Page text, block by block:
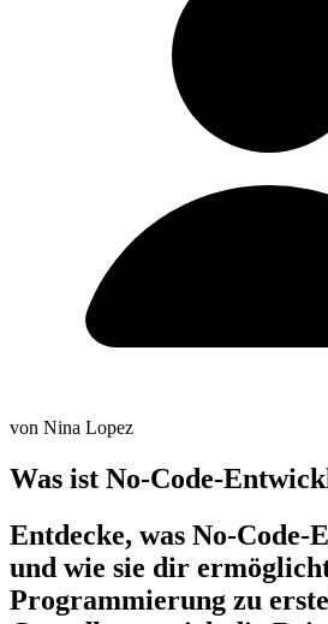
von Nina Lopez
Was ist No-Code-
Entdecke, was No-
und wie sie dir
Programmierung zu